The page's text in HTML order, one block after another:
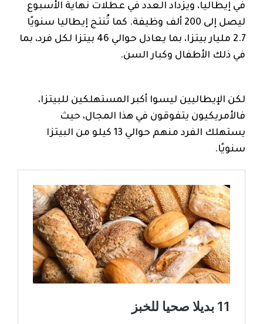
في إيطاليا، ويزداد العدد في عطلات نهاية الأسبوع
ليصل إلى 200 ألف وظيفة. كما تُنتج إيطاليا سنويًا
2.7 مليار بيتزا، بما يعادل حوالي 46 بيتزا لكل فرد، بما
في ذلك الأطفال وكبار السن.
لكن الإيطاليين ليسوا أكبر المستهلكين للبيتزا،
فالأمريكيون يتفوقون في هذا المجال، حيث
يستهلك الفرد منهم حوالي 13 كيلو من البيتزا
سنويًا.